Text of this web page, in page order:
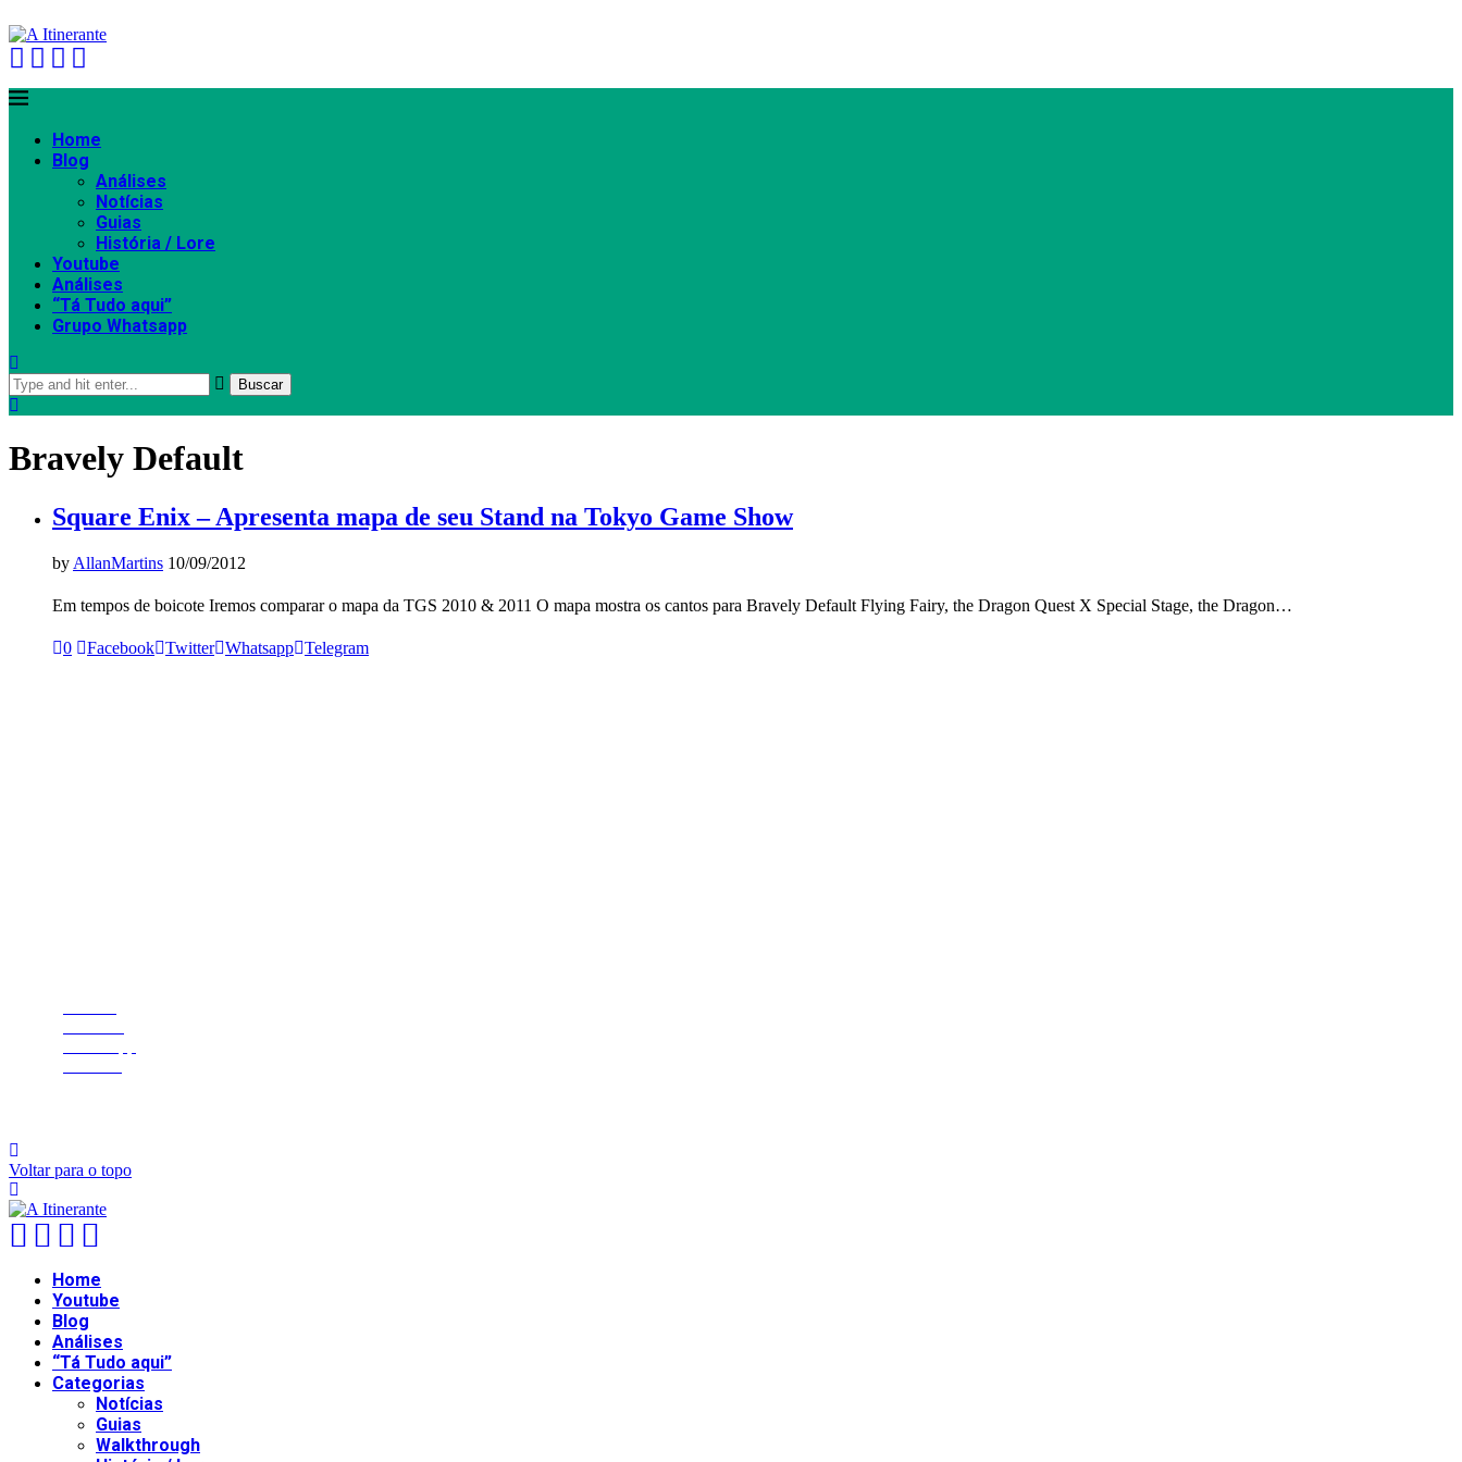
Home
Blog
Análises
Notícias
Guias
História / Lore
Youtube
Análises
“Tá Tudo aqui”
Grupo Whatsapp
Buscar
Bravely Default
Square Enix – Apresenta mapa de seu Stand na Tokyo Game Show
by AllanMartins 10/09/2012
Em tempos de boicote Iremos comparar o mapa da TGS 2010 & 2011 O mapa mostra os cantos para Bravely Default Flying Fairy, the Dragon Quest X Special Stage, the Dragon…
0 Facebook Twitter Whatsapp Telegram
Voltar para o topo
Home
Youtube
Blog
Análises
“Tá Tudo aqui”
Categorias
Notícias
Guias
Walkthrough